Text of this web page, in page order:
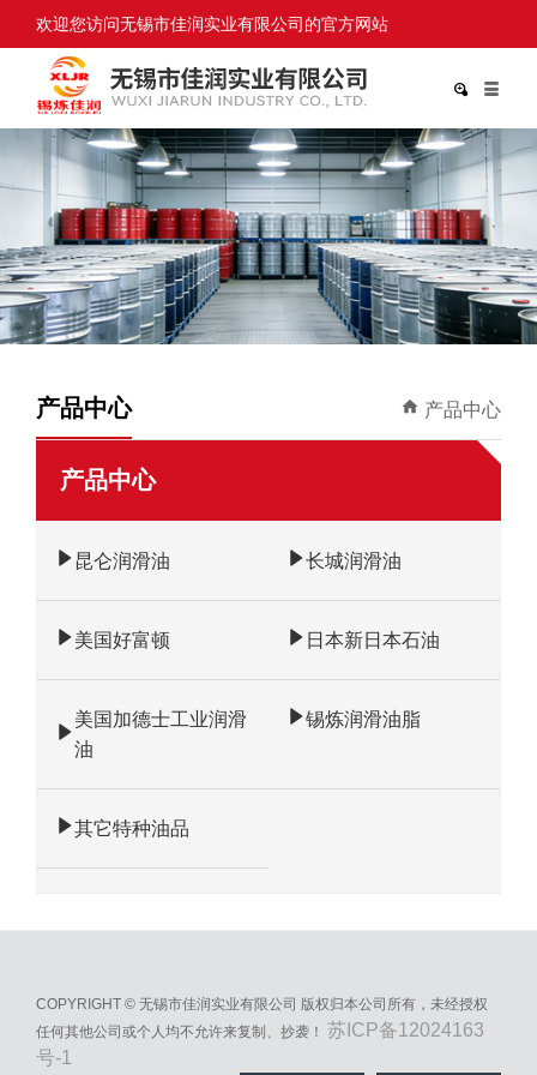
欢迎您访问无锡市佳润实业有限公司的官方网站
产品中心
昆仑润滑油 长城润滑油
美国好富顿 日本新日本石油
美国加德士工业润滑
油
锡炼润滑油脂
其它特种油品
产品中心 产品中心
COPYRIGHT © 无锡市佳润实业有限公司 版权归本公司所有，未经授权
任何其他公司或个人均不允许来复制、抄袭！ 苏ICP备12024163
号-1